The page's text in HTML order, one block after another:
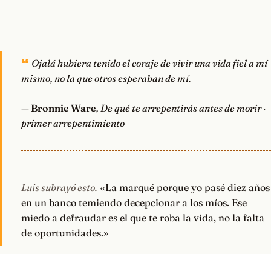
Ojalá hubiera tenido el coraje de vivir una vida fiel a mí
mismo, no la que otros esperaban de mí.
— Bronnie Ware, De qué te arrepentirás antes de morir ·
primer arrepentimiento
Luis subrayó esto. «La marqué porque yo pasé diez años
en un banco temiendo decepcionar a los míos. Ese
miedo a defraudar es el que te roba la vida, no la falta
de oportunidades.»